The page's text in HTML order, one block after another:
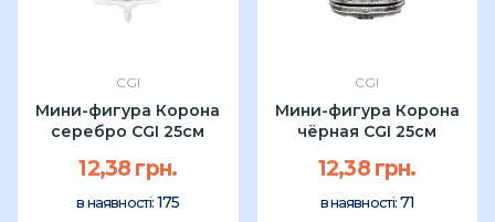
CGI
Мини-фигура Корона
серебро CGI 25см
12,38 грн.
в наявності: 175
CGI
Мини-фигура Корона
чёрная CGI 25см
12,38 грн.
в наявності: 71